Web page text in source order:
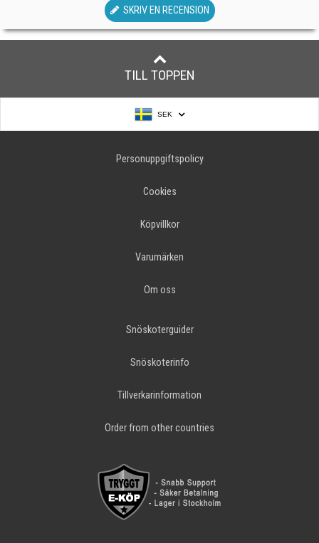
SKRIV EN RECENSION
TILL TOPPEN
SEK
Personuppgiftspolicy
Cookies
Köpvillkor
Varumärken
Om oss
Snöskoterguider
Snöskoterinfo
Tillverkarinformation
Order from other countries